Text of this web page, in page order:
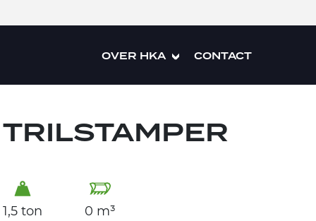
OVER HKA CONTACT
TRILSTAMPER
1,5 ton 0 m³